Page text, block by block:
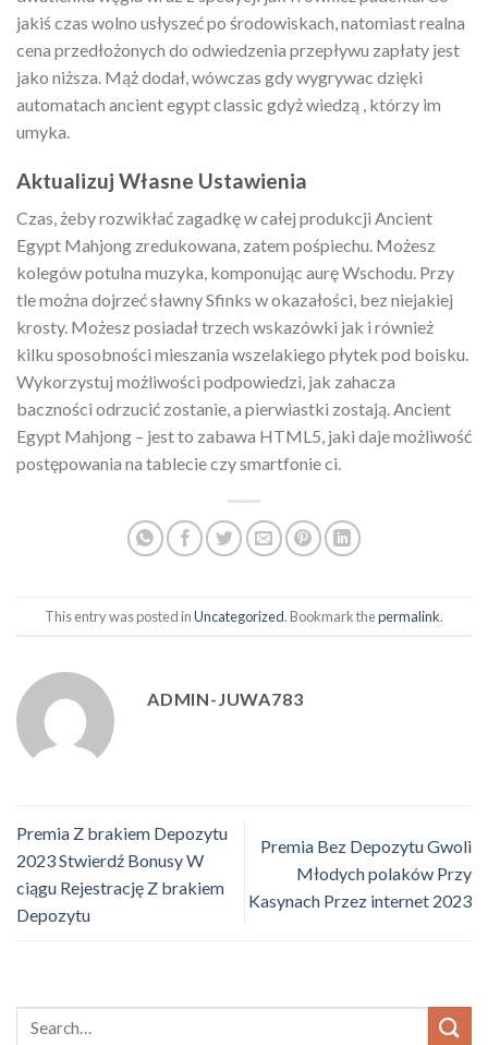
jakiś czas wolno usłyszeć po środowiskach, natomiast realna
cena przedłożonych do odwiedzenia przepływu zapłaty jest
jako niższa. Mąż dodał, wówczas gdy wygrywac dzięki
automatach ancient egypt classic gdyż wiedzą , którzy im
umyka.
Aktualizuj Własne Ustawienia
Czas, żeby rozwikłać zagadkę w całej produkcji Ancient
Egypt Mahjong zredukowana, zatem pośpiechu. Możesz
kolegów potulna muzyka, komponując aurę Wschodu. Przy
tle można dojrzeć sławny Sfinks w okazałości, bez niejakiej
krosty. Możesz posiadał trzech wskazówki jak i również
kilku sposobności mieszania wszelakiego płytek pod boisku.
Wykorzystuj możliwości podpowiedzi, jak zahacza
baczności odrzucić zostanie, a pierwiastki zostają. Ancient
Egypt Mahjong – jest to zabawa HTML5, jaki daje możliwość
postępowania na tablecie czy smartfonie ci.
This entry was posted inUncategorized. Bookmark thepermalink.
ADMIN-JUWA783
Premia Z brakiem Depozytu
2023 Stwierdź Bonusy W
ciągu Rejestrację Z brakiem
Depozytu
Premia Bez Depozytu Gwoli
Młodych polaków Przy
Kasynach Przez internet 2023